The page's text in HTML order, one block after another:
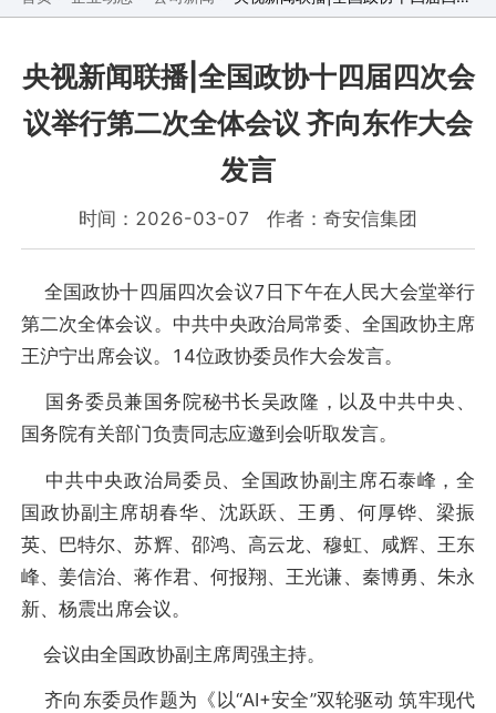
央视新闻联播|全国政协十四届四次会
议举行第二次全体会议 齐向东作大会
发言
时间：2026-03-07 作者：奇安信集团
全国政协十四届四次会议7日下午在人民大会堂举行
第二次全体会议。中共中央政治局常委、全国政协主席
王沪宁出席会议。14位政协委员作大会发言。
国务委员兼国务院秘书长吴政隆，以及中共中央、
国务院有关部门负责同志应邀到会听取发言。
中共中央政治局委员、全国政协副主席石泰峰，全
国政协副主席胡春华、沈跃跃、王勇、何厚铧、梁振
英、巴特尔、苏辉、邵鸿、高云龙、穆虹、咸辉、王东
峰、姜信治、蒋作君、何报翔、王光谦、秦博勇、朱永
新、杨震出席会议。
会议由全国政协副主席周强主持。
齐向东委员作题为《以“AI+安全”双轮驱动 筑牢现代